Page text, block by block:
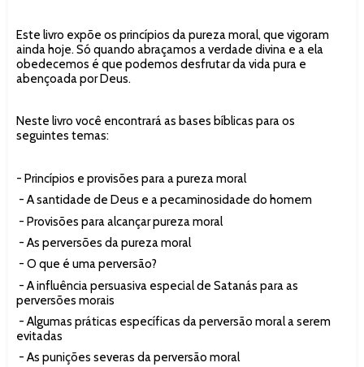
Este livro expõe os princípios da pureza moral, que vigoram
ainda hoje. Só quando abraçamos a verdade divina e a ela
obedecemos é que podemos desfrutar da vida pura e
abençoada por Deus.
Neste livro você encontrará as bases bíblicas para os
seguintes temas:
- Princípios e provisões para a pureza moral
- A santidade de Deus e a pecaminosidade do homem
- Provisões para alcançar pureza moral
- As perversões da pureza moral
- O que é uma perversão?
- A influência persuasiva especial de Satanás para as
perversões morais
- Algumas práticas específicas da perversão moral a serem
evitadas
- As punições severas da perversão moral